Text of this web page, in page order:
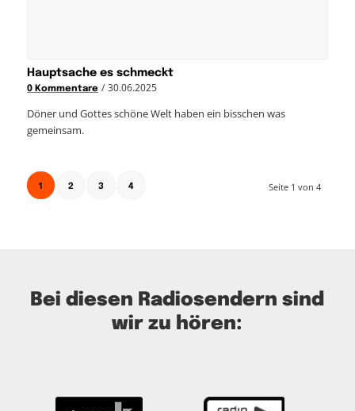
Hauptsache es schmeckt
0 Kommentare / 30.06.2025
Döner und Gottes schöne Welt haben ein bisschen was
gemeinsam.
Seite 1 von 4
1 2 3 4
Bei diesen Radiosendern sind
wir zu hören: